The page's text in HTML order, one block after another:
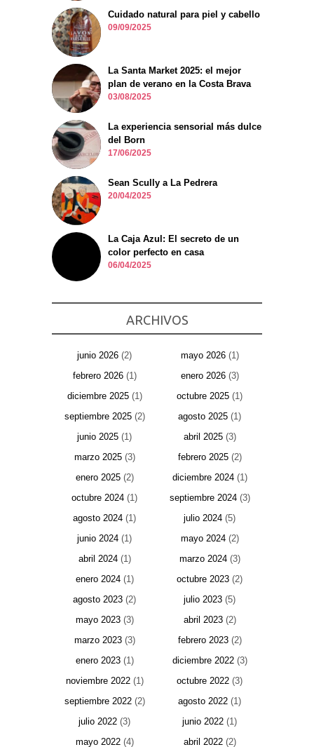
Cuidado natural para piel y cabello
09/09/2025
La Santa Market 2025: el mejor
plan de verano en la Costa Brava
03/08/2025
La experiencia sensorial más dulce
del Born
17/06/2025
Sean Scully a La Pedrera
20/04/2025
La Caja Azul: El secreto de un
color perfecto en casa
06/04/2025
ARCHIVOS
junio 2026 (2) mayo 2026(1)
febrero 2026(1) enero 2026(3)
diciembre 2025(1) octubre 2025 (1)
septiembre 2025(2) agosto 2025 (1)
junio 2025 (1) abril 2025(3)
marzo 2025(3) febrero 2025(2)
enero 2025(2) diciembre 2024(1)
octubre 2024 (1) septiembre 2024(3)
agosto 2024 (1) julio 2024 (5)
junio 2024 (1) mayo 2024(2)
abril 2024(1) marzo 2024(3)
enero 2024(1) octubre 2023 (2)
agosto 2023 (2) julio 2023 (5)
mayo 2023(3) abril 2023(2)
marzo 2023(3) febrero 2023(2)
enero 2023(1) diciembre 2022(3)
noviembre 2022(1) octubre 2022 (3)
septiembre 2022(2) agosto 2022 (1)
julio 2022 (3) junio 2022 (1)
mayo 2022(4) abril 2022(2)